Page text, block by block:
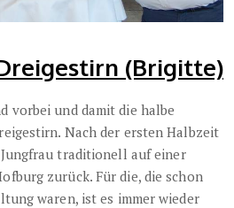
(Brigitte)
vorbei und damit die halbe
Nach der ersten Halbzeit
traditionell auf einer
zurück. Für die, die schon
waren, ist es immer wieder